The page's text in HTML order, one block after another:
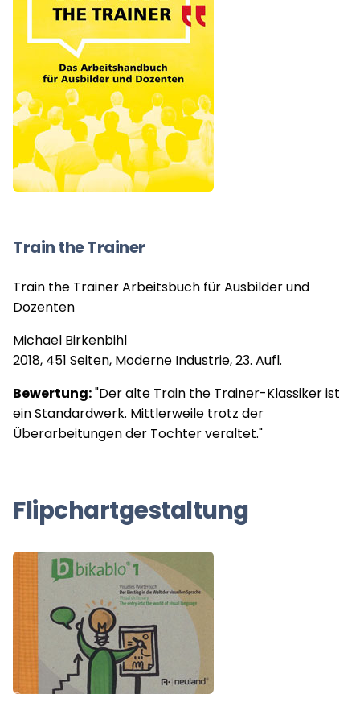
Train the Trainer
Train the Trainer Arbeitsbuch für Ausbilder und
Dozenten
Michael Birkenbihl
2018, 451 Seiten, Moderne Industrie, 23. Aufl.
Bewertung:"Der alte Train the Trainer-Klassiker ist
ein Standardwerk. Mittlerweile trotz der
Überarbeitungen der Tochter veraltet."
Flipchartgestaltung